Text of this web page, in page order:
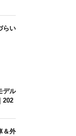
らい
デル
202
＆外